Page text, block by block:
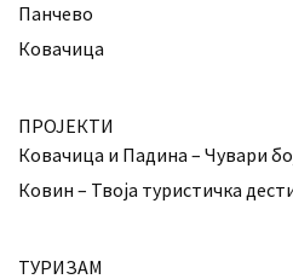
Панчево
Ковачица
ПРОЈЕКТИ
Ковачица и Падина – Чувари
Ковин – Твоја туристичка
ТУРИЗАМ